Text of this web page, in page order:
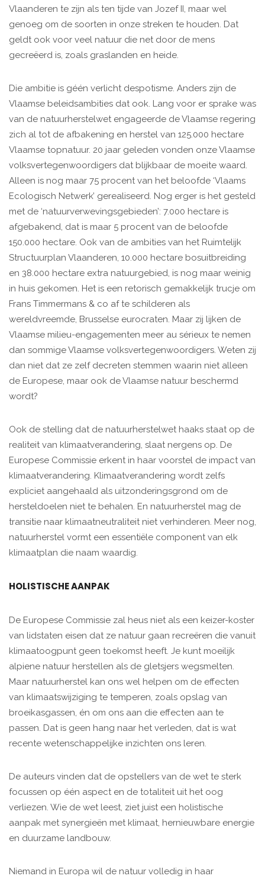
Vlaanderen te zijn als ten tijde van Jozef II, maar wel
genoeg om de soorten in onze streken te houden. Dat
geldt ook voor veel natuur die net door de mens
gecreëerd is, zoals graslanden en heide.
Die ambitie is géén verlicht despotisme. Anders zijn de
Vlaamse beleidsambities dat ook. Lang voor er sprake was
van de natuurherstelwet engageerde de Vlaamse regering
zich al tot de afbakening en herstel van 125.000 hectare
Vlaamse topnatuur. 20 jaar geleden vonden onze Vlaamse
volksvertegenwoordigers dat blijkbaar de moeite waard.
Alleen is nog maar 75 procent van het beloofde ‘Vlaams
Ecologisch Netwerk’ gerealiseerd. Nog erger is het gesteld
met de ‘natuurverwevingsgebieden’: 7.000 hectare is
afgebakend, dat is maar 5 procent van de beloofde
150.000 hectare. Ook van de ambities van het Ruimtelijk
Structuurplan Vlaanderen, 10.000 hectare bosuitbreiding
en 38.000 hectare extra natuurgebied, is nog maar weinig
in huis gekomen. Het is een retorisch gemakkelijk trucje om
Frans Timmermans & co af te schilderen als
wereldvreemde, Brusselse eurocraten. Maar zij lijken de
Vlaamse milieu-engagementen meer au sérieux te nemen
dan sommige Vlaamse volksvertegenwoordigers. Weten zij
dan niet dat ze zelf decreten stemmen waarin niet alleen
de Europese, maar ook de Vlaamse natuur ­beschermd
wordt?
Ook de stelling dat de natuur­herstelwet haaks staat op de
realiteit van klimaatverandering, slaat nergens op. De
Europese Commissie erkent in haar voorstel de impact van
klimaatverandering. Klimaatverandering wordt zelfs
expliciet aangehaald als uitzonderingsgrond om de
hersteldoelen niet te behalen. En natuurherstel mag de
transitie naar klimaatneutraliteit niet verhinderen. Meer nog,
natuurherstel vormt een essentiële component van elk
klimaatplan die naam waardig.
HOLISTISCHE AANPAK
De Europese Commissie zal heus niet als een keizer-koster
van lidstaten ­eisen dat ze natuur gaan recreëren die vanuit
klimaatoogpunt geen toekomst heeft. Je kunt moeilijk
alpiene natuur herstellen als de gletsjers wegsmelten.
Maar natuurherstel kan ons wel helpen om de effecten
van ­klimaatswijziging te temperen, zoals opslag van
broeikasgassen, én om ons aan die effecten aan te
passen. Dat is geen hang naar het verleden, dat is wat
recente wetenschappelijke inzichten ons leren.
De auteurs vinden dat de opstellers van de wet te sterk
focussen op één ­aspect en de totaliteit uit het oog
verliezen. Wie de wet leest, ziet juist een holistische
aanpak met synergieën met klimaat, hernieuwbare energie
en duurzame landbouw.
Niemand in Europa wil de natuur volledig in haar